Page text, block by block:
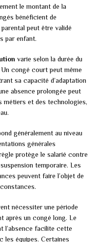
le montant de la
bénéficient de
peut être validé
par enfant.
varie selon la durée du
congé court peut même
sa capacité d’adaptation
absence prolongée peut
métiers et des technologies,
généralement au niveau
générales
protège le salarié contre
temporaire. Les
peuvent faire l’objet de
nécessiter une période
après un congé long. Le
l’absence facilite cette
les équipes. Certaines